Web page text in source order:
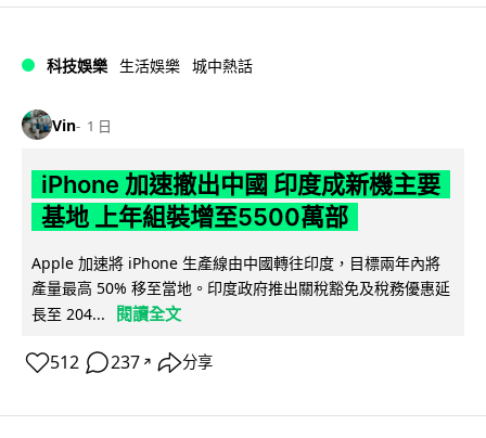
科技娛樂 生活娛樂 城中熱話
Vin 1 日
iPhone 加速撤出中國 印度成新機主要
基地 上年組裝增至5500萬部
Apple 加速將 iPhone 生產線由中國轉往印度，目標兩年內將
產量最高 50% 移至當地。印度政府推出關稅豁免及稅務優惠延
長至 204...
閱讀全文
512 237 ↗ 分享